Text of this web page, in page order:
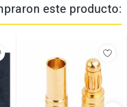
este producto: